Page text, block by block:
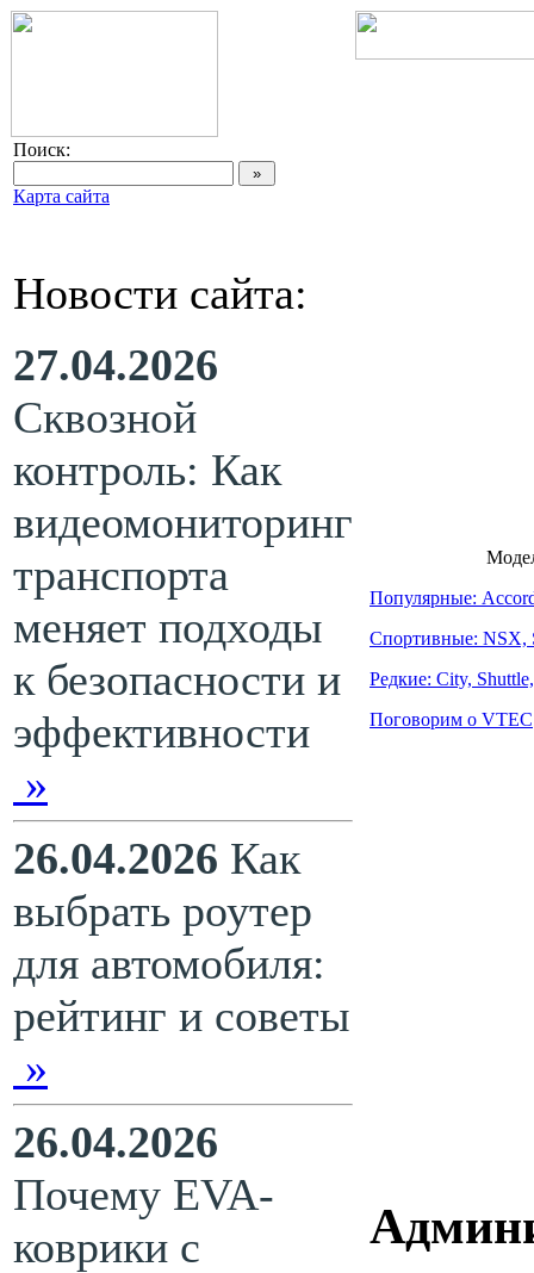
Поиск:
Карта сайта
Новости сайта:
27.04.2026
Сквозной
контроль: Как
видеомониторинг
транспорта
меняет подходы
к безопасности и
эффективности
»
26.04.2026 Как
выбрать роутер
для автомобиля:
рейтинг и советы
»
26.04.2026
Почему EVA-
коврики с
Популярные:
Спортивные: NSX,
Редкие: City,
Поговорим о VTEC